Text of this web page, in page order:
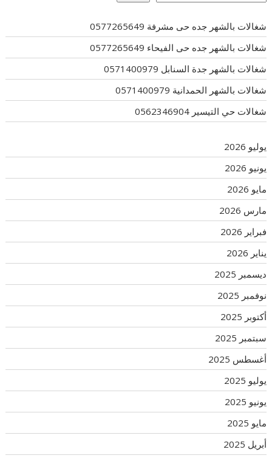
شغالات بالشهر جده حى مشرفة 0577265649
شغالات بالشهر جده حى الفيحاء 0577265649
شغالات بالشهر جدة السنابل 0571400979
شغالات بالشهر الحمدانية 0571400979
شغالات حي التيسير 0562346904
يوليو 2026
يونيو 2026
مايو 2026
مارس 2026
فبراير 2026
يناير 2026
ديسمبر 2025
نوفمبر 2025
أكتوبر 2025
سبتمبر 2025
أغسطس 2025
يوليو 2025
يونيو 2025
مايو 2025
أبريل 2025